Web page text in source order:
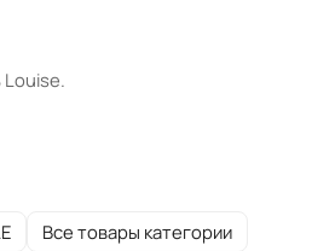
Louise.
Все товары категории